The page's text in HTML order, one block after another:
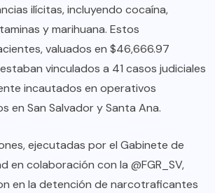
ilícitas, incluyendo cocaína,
y marihuana. Estos
valuados en $46,666.97
vinculados a 41 casos judiciales
incautados en operativos
en San Salvador y Santa Ana.
ejecutadas por el Gabinete de
en colaboración con la @FGR_SV,
en la detención de narcotraficantes